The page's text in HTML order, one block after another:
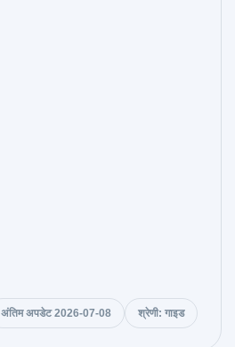
अंतिम अपडेट 2026-07-08 श्रेणी: गाइड